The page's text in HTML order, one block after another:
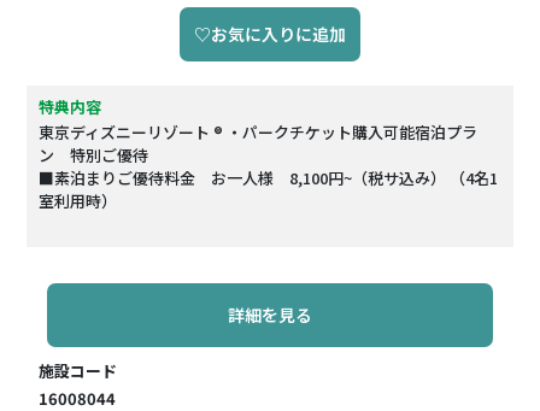
♡お気に入りに追加
特典内容
東京ディズニーリゾート ® ・パークチケット購入可能宿泊プラ
ン 特別ご優待
■素泊まりご優待料金 お一人様 8,100円~（税サ込み） （4名1
室利用時）
詳細を見る
施設コード
16008044